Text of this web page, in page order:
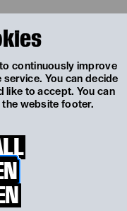
continuously improve
You can decide
like to accept. You can
the website footer.